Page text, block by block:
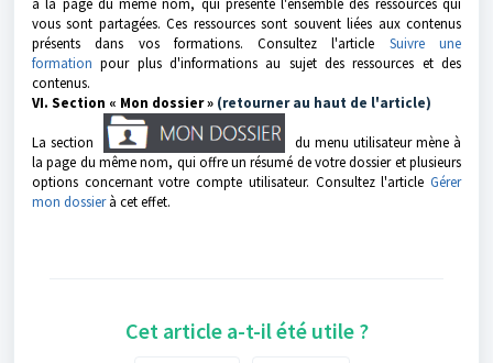
à la page du même nom, qui présente l'ensemble des ressources qui
vous sont partagées. Ces ressources sont souvent liées aux contenus
présents dans vos formations. Consultez l'article Suivre une
formation pour plus d'informations au sujet des ressources et des
contenus.
VI. Section « Mon dossier » (retourner au haut de l'article)
La section
du menu utilisateur mène à
la page du même nom, qui offre un résumé de votre dossier et plusieurs
options concernant votre compte utilisateur. Consultez l'article Gérer
mon dossierà cet effet.
Cet article a-t-il été utile ?